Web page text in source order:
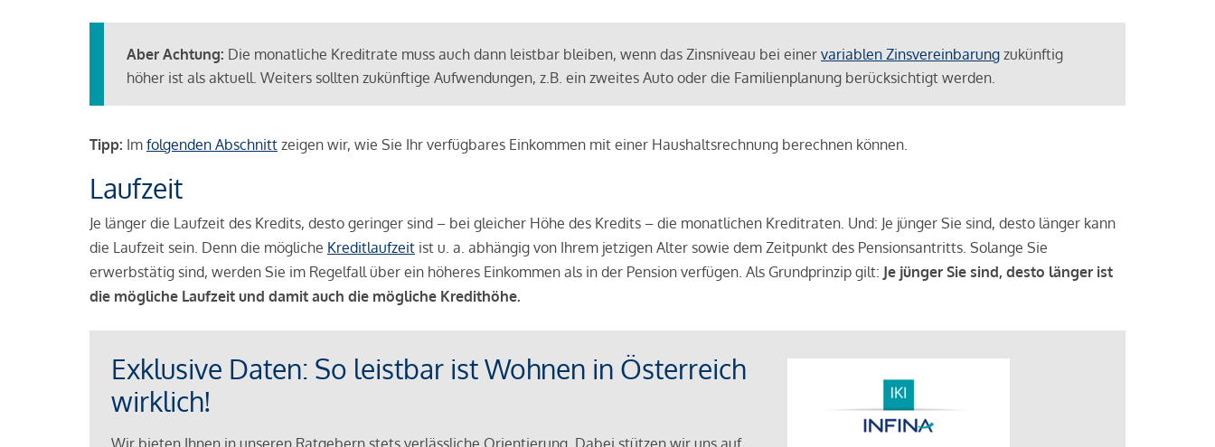
Aber Achtung: Die monatliche Kreditrate muss auch dann leistbar bleiben, wenn das Zinsniveau bei einer variablen Zinsvereinbarung zukünftig
höher ist als aktuell. Weiters sollten zukünftige Aufwendungen, z.B. ein zweites Auto oder die Familienplanung berücksichtigt werden.
Tipp: Im folgenden Abschnitt zeigen wir, wie Sie Ihr verfügbares Einkommen mit einer Haushaltsrechnung berechnen können.
Laufzeit
Je länger die Laufzeit des Kredits, desto geringer sind – bei gleicher Höhe des Kredits – die monatlichen Kreditraten. Und: Je jünger Sie sind, desto länger kann
die Laufzeit sein. Denn die mögliche Kreditlaufzeit ist u. a. abhängig von Ihrem jetzigen Alter sowie dem Zeitpunkt des Pensionsantritts. Solange Sie
erwerbstätig sind, werden Sie im Regelfall über ein höheres Einkommen als in der Pension verfügen. Als Grundprinzip gilt: Je jünger Sie sind, desto länger ist
die mögliche Laufzeit und damit auch die mögliche Kredithöhe.
Exklusive Daten: So leistbar ist Wohnen in Österreich
wirklich!